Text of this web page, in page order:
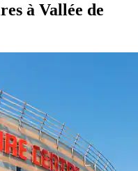
à Vallée de